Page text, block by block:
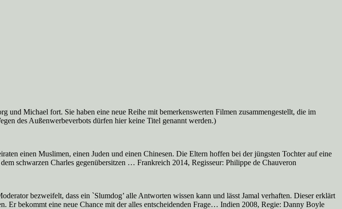
und Michael fort. Sie haben eine neue Reihe mit bemerkenswerten Filmen zusammengestellt, die im
des Außenwerbeverbots dürfen hier keine Titel genannt werden.)
einen Muslimen, einen Juden und einen Chinesen. Die Eltern hoffen bei der jüngsten Tochter auf eine
schwarzen Charles gegenübersitzen … Frankreich 2014, Regisseur: Philippe de Chauveron
bezweifelt, dass ein `Slumdog’ alle Antworten wissen kann und lässt Jamal verhaften. Dieser erklärt
Er bekommt eine neue Chance mit der alles entscheidenden Frage… Indien 2008, Regie: Danny Boyle